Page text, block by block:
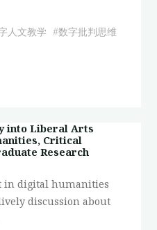
人文教学 #数字批判思维
into Liberal Arts
Critical
Research
in digital humanities
discussion about